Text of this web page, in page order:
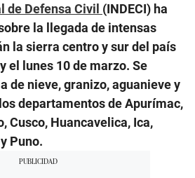
de Defensa Civil (INDECI) ha
la llegada de intensas
la sierra centro y sur del país
el lunes 10 de marzo. Se
de nieve, granizo, aguanieve y
departamentos de Apurímac,
Cusco, Huancavelica, Ica,
Puno.